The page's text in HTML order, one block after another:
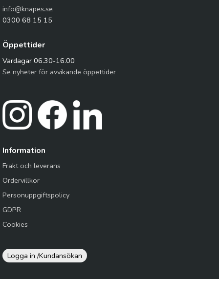
info@knapes.se
0300 68 15 15
Öppettider
Vardagar 06.30-16.00
Se nyheter för avvikande öppettider
Information
Frakt och leverans
Ordervillkor
Personuppgiftspolicy
GDPR
Cookies
Logga in /Kundansökan